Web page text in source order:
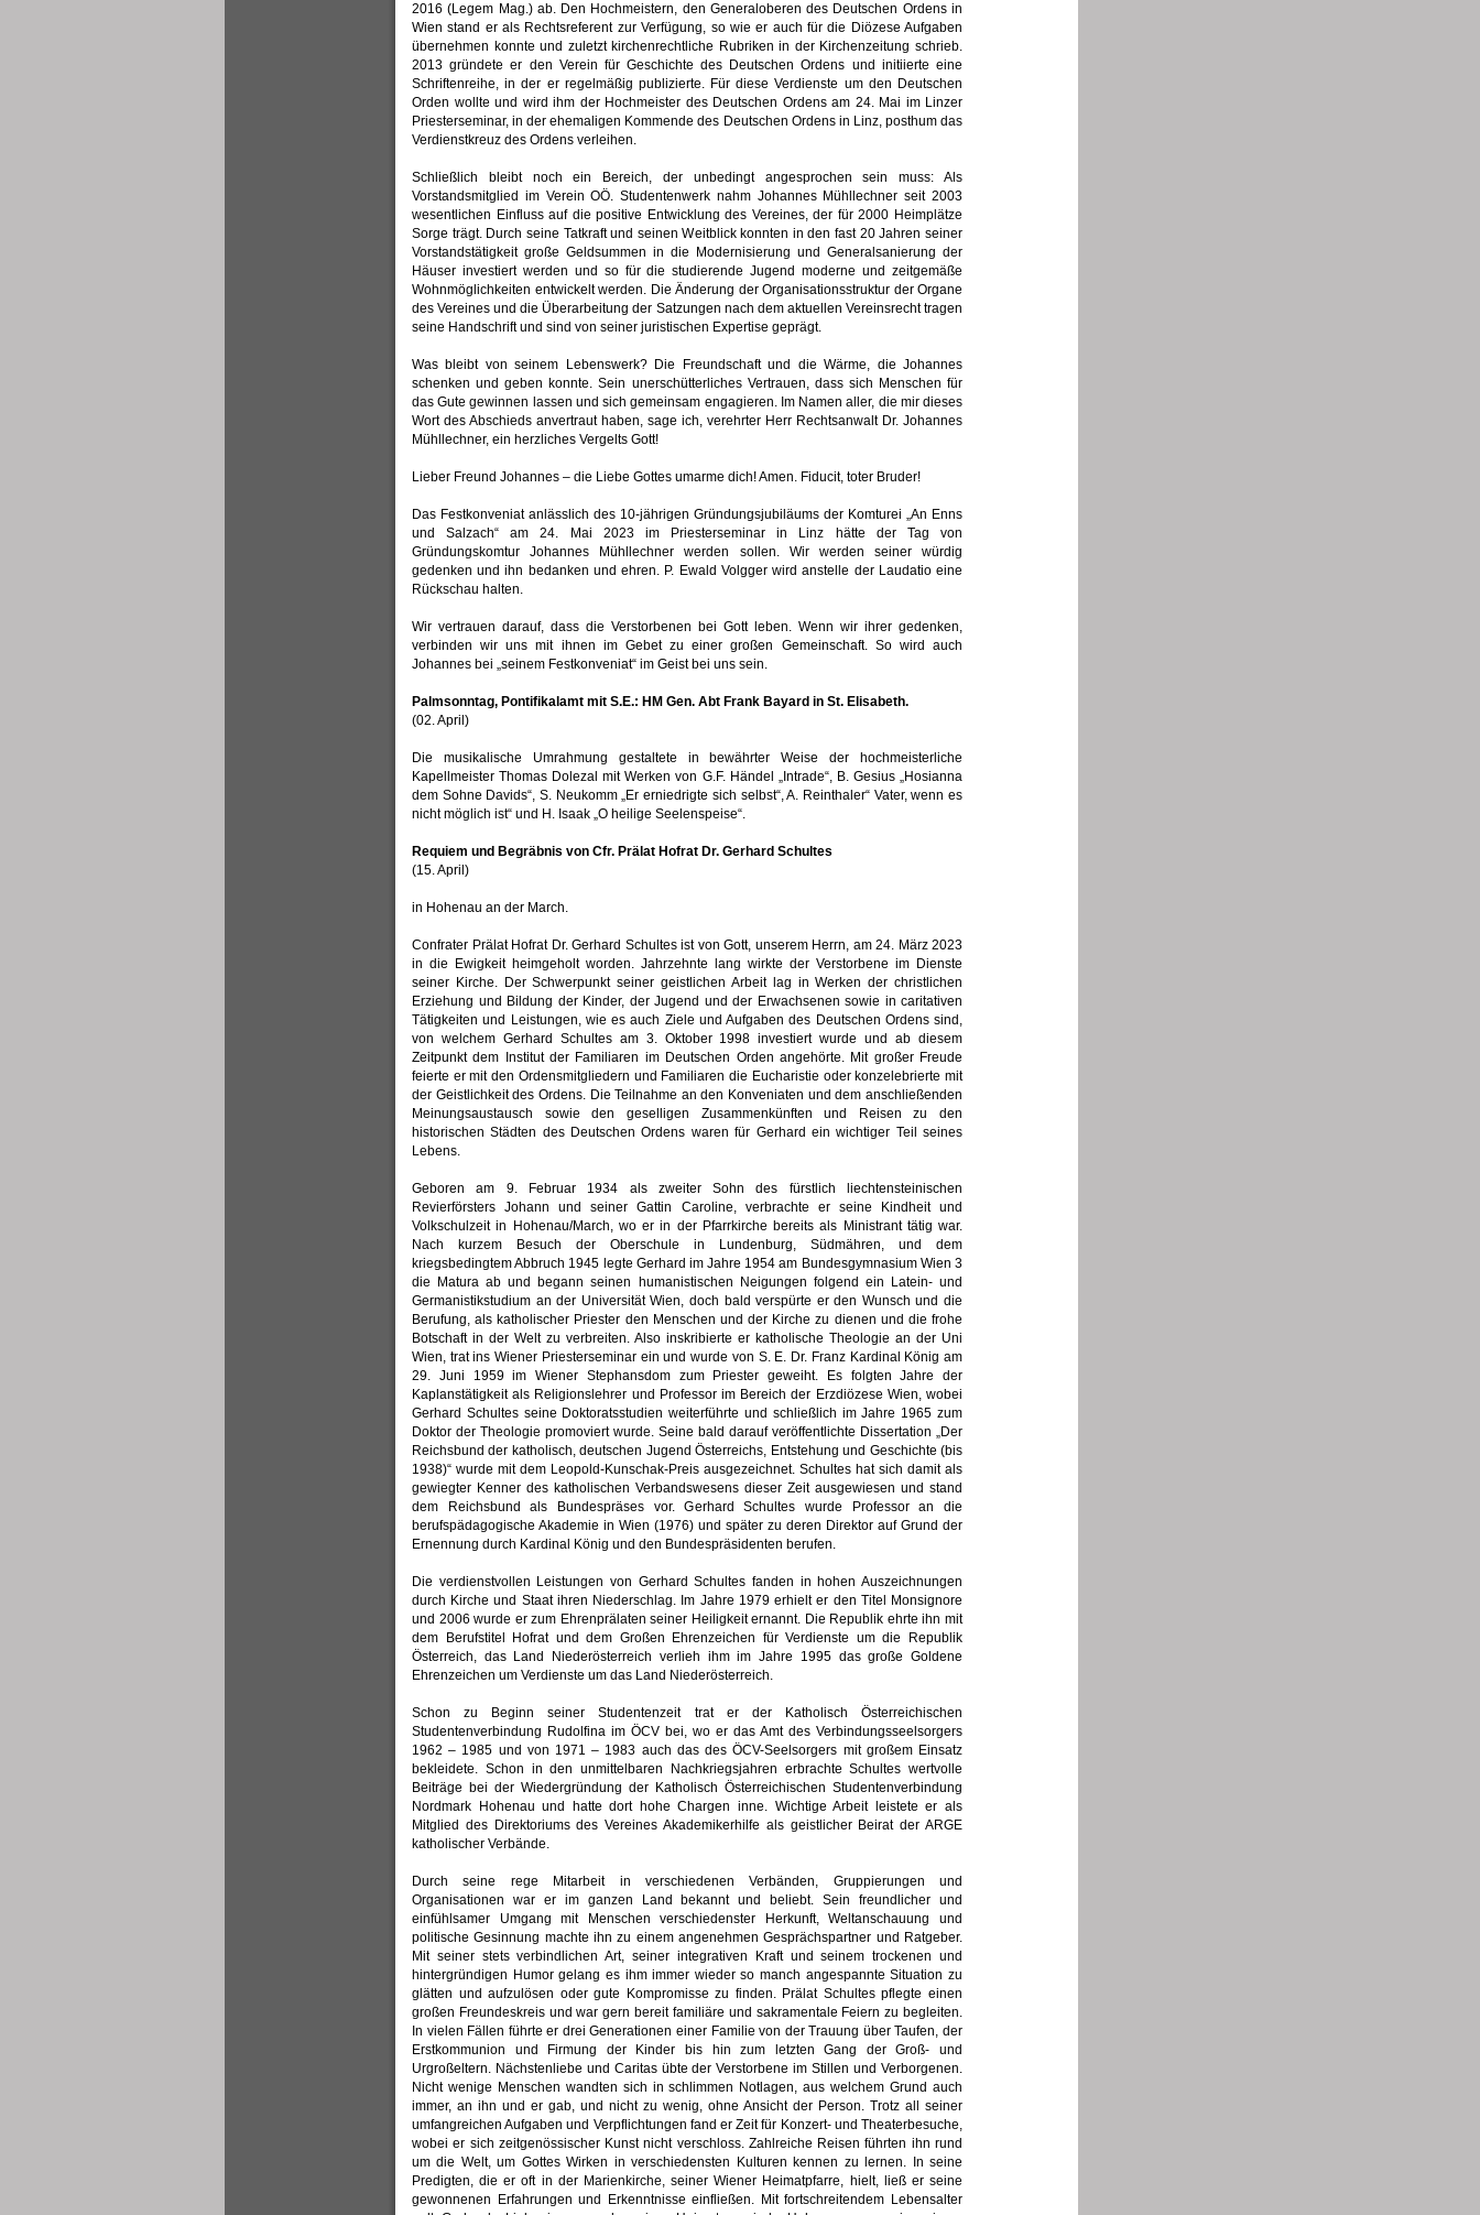
2016 (Legem Mag.) ab. Den Hochmeistern, den Generaloberen des Deutschen Ordens in
Wien stand er als Rechtsreferent zur Verfügung, so wie er auch für die Diözese Aufgaben
übernehmen konnte und zuletzt kirchenrechtliche Rubriken in der Kirchenzeitung schrieb.
2013 gründete er den Verein für Geschichte des Deutschen Ordens und initiierte eine
Schriftenreihe, in der er regelmäßig publizierte. Für diese Verdienste um den Deutschen
Orden wollte und wird ihm der Hochmeister des Deutschen Ordens am 24. Mai im Linzer
Priesterseminar, in der ehemaligen Kommende des Deutschen Ordens in Linz, posthum das
Verdienstkreuz des Ordens verleihen.
Schließlich bleibt noch ein Bereich, der unbedingt angesprochen sein muss: Als
Vorstandsmitglied im Verein OÖ. Studentenwerk nahm Johannes Mühllechner seit 2003
wesentlichen Einfluss auf die positive Entwicklung des Vereines, der für 2000 Heimplätze
Sorge trägt. Durch seine Tatkraft und seinen Weitblick konnten in den fast 20 Jahren seiner
Vorstandstätigkeit große Geldsummen in die Modernisierung und Generalsanierung der
Häuser investiert werden und so für die studierende Jugend moderne und zeitgemäße
Wohnmöglichkeiten entwickelt werden. Die Änderung der Organisationsstruktur der Organe
des Vereines und die Überarbeitung der Satzungen nach dem aktuellen Vereinsrecht tragen
seine Handschrift und sind von seiner juristischen Expertise geprägt.
Was bleibt von seinem Lebenswerk? Die Freundschaft und die Wärme, die Johannes
schenken und geben konnte. Sein unerschütterliches Vertrauen, dass sich Menschen für
das Gute gewinnen lassen und sich gemeinsam engagieren. Im Namen aller, die mir dieses
Wort des Abschieds anvertraut haben, sage ich, verehrter Herr Rechtsanwalt Dr. Johannes
Mühllechner, ein herzliches Vergelts Gott!
Lieber Freund Johannes – die Liebe Gottes umarme dich! Amen. Fiducit, toter Bruder!
Das Festkonveniat anlässlich des 10-jährigen Gründungsjubiläums der Komturei „An Enns
und Salzach“ am 24. Mai 2023 im Priesterseminar in Linz hätte der Tag von
Gründungskomtur Johannes Mühllechner werden sollen. Wir werden seiner würdig
gedenken und ihn bedanken und ehren. P. Ewald Volgger wird anstelle der Laudatio eine
Rückschau halten.
Wir vertrauen darauf, dass die Verstorbenen bei Gott leben. Wenn wir ihrer gedenken,
verbinden wir uns mit ihnen im Gebet zu einer großen Gemeinschaft. So wird auch
Johannes bei „seinem Festkonveniat“ im Geist bei uns sein.
Palmsonntag, Pontifikalamt mit S.E.: HM Gen. Abt Frank Bayard in St. Elisabeth.
(02. April)
Die musikalische Umrahmung gestaltete in bewährter Weise der hochmeisterliche
Kapellmeister Thomas Dolezal mit Werken von G.F. Händel „Intrade“, B. Gesius „Hosianna
dem Sohne Davids“, S. Neukomm „Er erniedrigte sich selbst“, A. Reinthaler“ Vater, wenn es
nicht möglich ist“ und H. Isaak „O heilige Seelenspeise“.
Requiem und Begräbnis von Cfr. Prälat Hofrat Dr. Gerhard Schultes
(15. April)
in Hohenau an der March.
Confrater Prälat Hofrat Dr. Gerhard Schultes ist von Gott, unserem Herrn, am 24. März 2023
in die Ewigkeit heimgeholt worden. Jahrzehnte lang wirkte der Verstorbene im Dienste
seiner Kirche. Der Schwerpunkt seiner geistlichen Arbeit lag in Werken der christlichen
Erziehung und Bildung der Kinder, der Jugend und der Erwachsenen sowie in caritativen
Tätigkeiten und Leistungen, wie es auch Ziele und Aufgaben des Deutschen Ordens sind,
von welchem Gerhard Schultes am 3. Oktober 1998 investiert wurde und ab diesem
Zeitpunkt dem Institut der Familiaren im Deutschen Orden angehörte. Mit großer Freude
feierte er mit den Ordensmitgliedern und Familiaren die Eucharistie oder konzelebrierte mit
der Geistlichkeit des Ordens. Die Teilnahme an den Konveniaten und dem anschließenden
Meinungsaustausch sowie den geselligen Zusammenkünften und Reisen zu den
historischen Städten des Deutschen Ordens waren für Gerhard ein wichtiger Teil seines
Lebens.
Geboren am 9. Februar 1934 als zweiter Sohn des fürstlich liechtensteinischen
Revierförsters Johann und seiner Gattin Caroline, verbrachte er seine Kindheit und
Volkschulzeit in Hohenau/March, wo er in der Pfarrkirche bereits als Ministrant tätig war.
Nach kurzem Besuch der Oberschule in Lundenburg, Südmähren, und dem
kriegsbedingtem Abbruch 1945 legte Gerhard im Jahre 1954 am Bundesgymnasium Wien 3
die Matura ab und begann seinen humanistischen Neigungen folgend ein Latein- und
Germanistikstudium an der Universität Wien, doch bald verspürte er den Wunsch und die
Berufung, als katholischer Priester den Menschen und der Kirche zu dienen und die frohe
Botschaft in der Welt zu verbreiten. Also inskribierte er katholische Theologie an der Uni
Wien, trat ins Wiener Priesterseminar ein und wurde von S. E. Dr. Franz Kardinal König am
29. Juni 1959 im Wiener Stephansdom zum Priester geweiht. Es folgten Jahre der
Kaplanstätigkeit als Religionslehrer und Professor im Bereich der Erzdiözese Wien, wobei
Gerhard Schultes seine Doktoratsstudien weiterführte und schließlich im Jahre 1965 zum
Doktor der Theologie promoviert wurde. Seine bald darauf veröffentlichte Dissertation „Der
Reichsbund der katholisch, deutschen Jugend Österreichs, Entstehung und Geschichte (bis
1938)“ wurde mit dem Leopold-Kunschak-Preis ausgezeichnet. Schultes hat sich damit als
gewiegter Kenner des katholischen Verbandswesens dieser Zeit ausgewiesen und stand
dem Reichsbund als Bundespräses vor. Gerhard Schultes wurde Professor an die
berufspädagogische Akademie in Wien (1976) und später zu deren Direktor auf Grund der
Ernennung durch Kardinal König und den Bundespräsidenten berufen.
Die verdienstvollen Leistungen von Gerhard Schultes fanden in hohen Auszeichnungen
durch Kirche und Staat ihren Niederschlag. Im Jahre 1979 erhielt er den Titel Monsignore
und 2006 wurde er zum Ehrenprälaten seiner Heiligkeit ernannt. Die Republik ehrte ihn mit
dem Berufstitel Hofrat und dem Großen Ehrenzeichen für Verdienste um die Republik
Österreich, das Land Niederösterreich verlieh ihm im Jahre 1995 das große Goldene
Ehrenzeichen um Verdienste um das Land Niederösterreich.
Schon zu Beginn seiner Studentenzeit trat er der Katholisch Österreichischen
Studentenverbindung Rudolfina im ÖCV bei, wo er das Amt des Verbindungsseelsorgers
1962 – 1985 und von 1971 – 1983 auch das des ÖCV-Seelsorgers mit großem Einsatz
bekleidete. Schon in den unmittelbaren Nachkriegsjahren erbrachte Schultes wertvolle
Beiträge bei der Wiedergründung der Katholisch Österreichischen Studentenverbindung
Nordmark Hohenau und hatte dort hohe Chargen inne. Wichtige Arbeit leistete er als
Mitglied des Direktoriums des Vereines Akademikerhilfe als geistlicher Beirat der ARGE
katholischer Verbände.
Durch seine rege Mitarbeit in verschiedenen Verbänden, Gruppierungen und
Organisationen war er im ganzen Land bekannt und beliebt. Sein freundlicher und
einfühlsamer Umgang mit Menschen verschiedenster Herkunft, Weltanschauung und
politische Gesinnung machte ihn zu einem angenehmen Gesprächspartner und Ratgeber.
Mit seiner stets verbindlichen Art, seiner integrativen Kraft und seinem trockenen und
hintergründigen Humor gelang es ihm immer wieder so manch angespannte Situation zu
glätten und aufzulösen oder gute Kompromisse zu finden. Prälat Schultes pflegte einen
großen Freundeskreis und war gern bereit familiäre und sakramentale Feiern zu begleiten.
In vielen Fällen führte er drei Generationen einer Familie von der Trauung über Taufen, der
Erstkommunion und Firmung der Kinder bis hin zum letzten Gang der Groß- und
Urgroßeltern. Nächstenliebe und Caritas übte der Verstorbene im Stillen und Verborgenen.
Nicht wenige Menschen wandten sich in schlimmen Notlagen, aus welchem Grund auch
immer, an ihn und er gab, und nicht zu wenig, ohne Ansicht der Person. Trotz all seiner
umfangreichen Aufgaben und Verpflichtungen fand er Zeit für Konzert- und Theaterbesuche,
wobei er sich zeitgenössischer Kunst nicht verschloss. Zahlreiche Reisen führten ihn rund
um die Welt, um Gottes Wirken in verschiedensten Kulturen kennen zu lernen. In seine
Predigten, die er oft in der Marienkirche, seiner Wiener Heimatpfarre, hielt, ließ er seine
gewonnenen Erfahrungen und Erkenntnisse einfließen. Mit fortschreitendem Lebensalter